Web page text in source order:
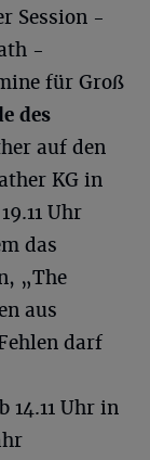
Session -
-
für Groß
des
auf den
KG in
Uhr
das
„The
aus
darf
14.11 Uhr in